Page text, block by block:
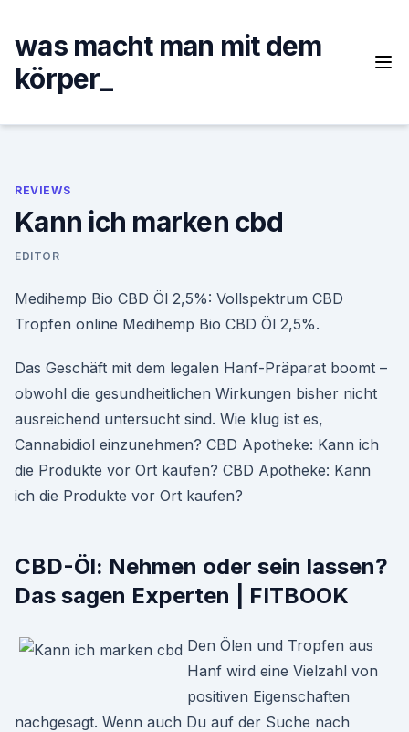
content
was macht man mit dem
körper_
REVIEWS
Kann ich marken cbd
EDITOR
Medihemp Bio CBD Öl 2,5%: Vollspektrum CBD
Tropfen online Medihemp Bio CBD Öl 2,5%.
Das Geschäft mit dem legalen Hanf-Präparat boomt –
obwohl die gesundheitlichen Wirkungen bisher nicht
ausreichend untersucht sind. Wie klug ist es,
Cannabidiol einzunehmen? CBD Apotheke: Kann ich
die Produkte vor Ort kaufen? CBD Apotheke: Kann
ich die Produkte vor Ort kaufen?
CBD-Öl: Nehmen oder sein lassen?
Das sagen Experten | FITBOOK
Den Ölen und Tropfen aus
Hanf wird eine Vielzahl von
positiven Eigenschaften
nachgesagt. Wenn auch Du auf der Suche nach